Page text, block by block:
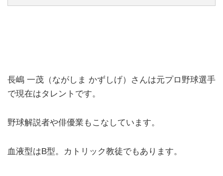
長嶋 一茂（ながしま かずしげ）さんは元プロ野球選手
で現在はタレントです。
野球解説者や俳優業もこなしています。
血液型はB型。カトリック教徒でもあります。